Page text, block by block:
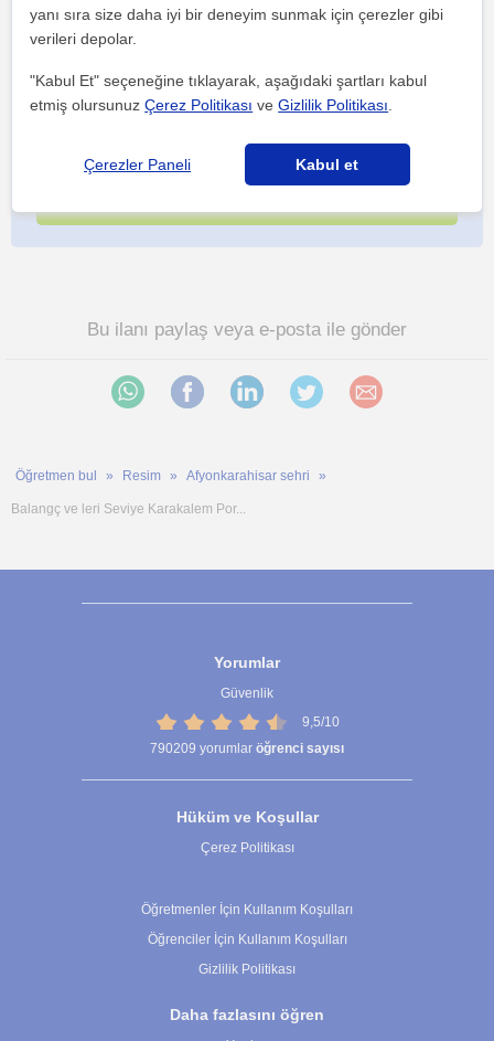
Her iki düğmeye tıklayarak,şartlar ve koşullarımızıilegizlilik
Bu ilanı paylaş veya e-posta ile gönder
Öğretmen bul Resim Afyonkarahisar sehri
Balangç ve leri Seviye Karakalem Por...
Yorumlar
Güvenlik
9,5/10
790209 yorumlar öğrenci sayısı
Hüküm ve Koşullar
Çerez Politikası
Öğretmenler İçin Kullanım Koşulları
Öğrenciler İçin Kullanım Koşulları
Gizlilik Politikası
Daha fazlasını öğren
yanı sıra size daha iyi bir deneyim sunmak için çerezler gibi
verileri depolar.
"Kabul Et" seçeneğine tıklayarak, aşağıdaki şartları kabul
etmiş olursunuzÇerez Politikası veGizlilik Politikası
Çerezler Paneli Kabul et